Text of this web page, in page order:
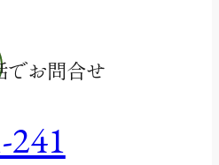
でお問合せ
241